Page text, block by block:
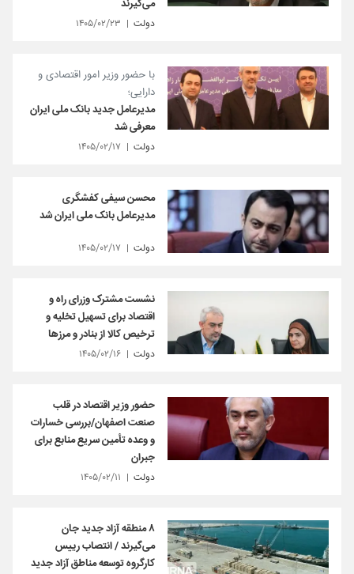
می‌گیرند
دولت ۱۴۰۵/۰۲/۲۳
با حضور وزیر امور اقتصادی و
دارایی؛
مدیرعامل جدید بانک ملی ایران
معرفی شد
دولت ۱۴۰۵/۰۲/۱۷
محسن سیفی کفشگری
مدیرعامل بانک ملی ایران شد
دولت ۱۴۰۵/۰۲/۱۷
نشست مشترک وزرای راه و
اقتصاد برای تسهیل تخلیه و
ترخیص کالا از بنادر و مرزها
دولت ۱۴۰۵/۰۲/۱۶
حضور وزیر اقتصاد در قلب
صنعت اصفهان/بررسی خسارات
و وعده تأمین سریع منابع برای
جبران
دولت ۱۴۰۵/۰۲/۱۱
۸ منطقه آزاد جدید جان
می‌گیرند / انتصاب رییس
کارگروه توسعه مناطق آزاد جدید